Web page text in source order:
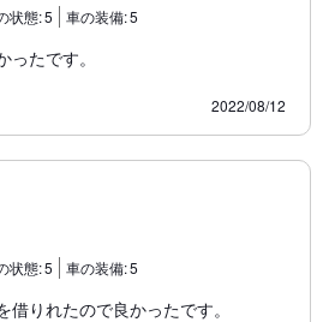
状態:5 車の装備:5
たです。
2022/08/12
状態:5 車の装備:5
りれたので良かったです。